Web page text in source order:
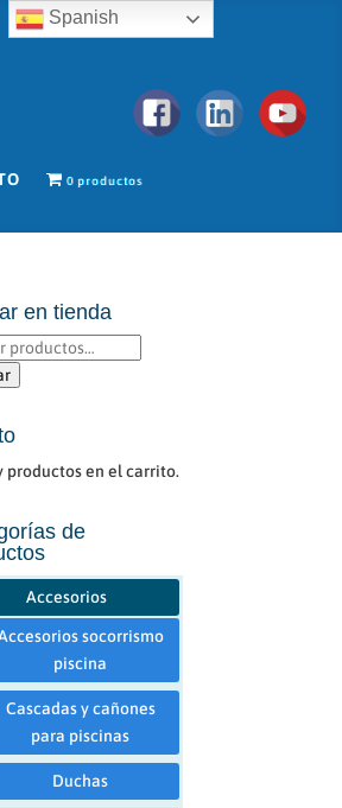
0 productos
en tienda
productos en el carrito.
de
Accesorios
socorrismo
piscina
Cascadas y cañones
para piscinas
Duchas
Spanish